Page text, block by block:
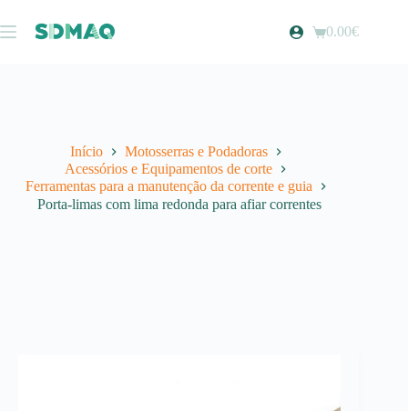
para
o
Carrinho
0.00€
Início
Motosserras e Podadoras
Acessórios e Equipamentos de corte
Ferramentas para a manutenção da corrente e guia
Porta-limas com lima redonda para afiar correntes